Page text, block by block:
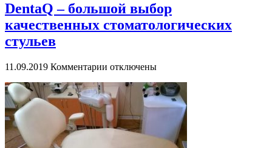
DentaQ – большой выбор
качественных стоматологических
стульев
11.09.2019 Комментарии к
DentaQ
–
большой
выбор
качественных
стоматологических
отключены